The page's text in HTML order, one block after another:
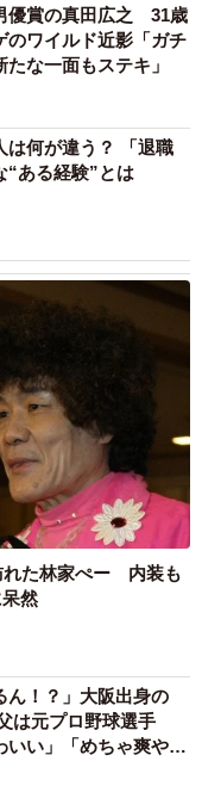
物病院を受診する
疾患のため、手術
和ケアを勧められ
う、飼い主さんは
用のサプリもあげ
ットを敷き、足に負
た。
優賞の真田広之 31歳
のワイルド近影「ガチ
な一面もステキ」
は何が違う？ 「退職
“ある経験”とは
れた林家ぺー 内装も
然
ん！？」大阪出身の
は元プロ野球選手
いい」「めちゃ爽や